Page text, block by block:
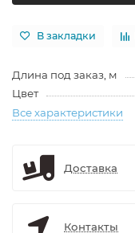
В закладки
Длина под заказ, м
Цвет
Все характеристики
Доставка
Контакты